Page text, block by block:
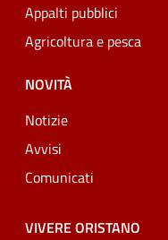
Appalti pubblici
Agricoltura e pesca
NOVITÀ
Notizie
Avvisi
Comunicati
VIVERE ORISTANO